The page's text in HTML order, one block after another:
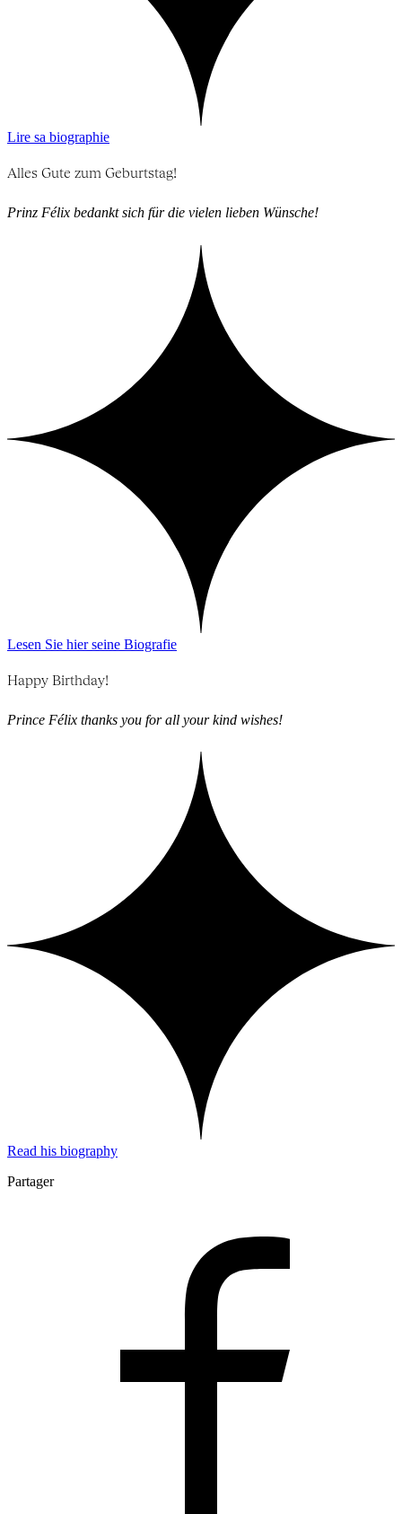
Lire sa biographie
Alles Gute zum Geburtstag!
Prinz Félix bedankt sich für die vielen lieben Wünsche!
Lesen Sie hier seine Biografie
Happy Birthday!
Prince Félix thanks you for all your kind wishes!
Read his biography
Partager